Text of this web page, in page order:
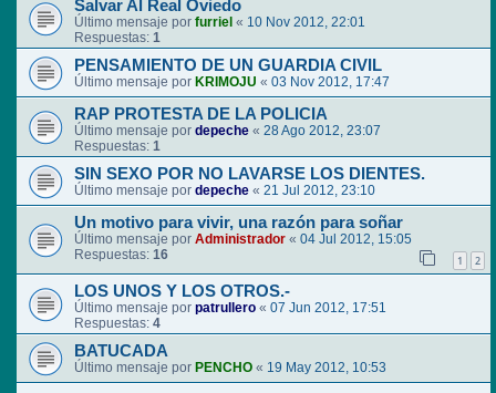
Salvar Al Real Oviedo
Último mensaje por furriel « 10 Nov 2012, 22:01
Respuestas: 1
PENSAMIENTO DE UN GUARDIA CIVIL
Último mensaje por KRIMOJU « 03 Nov 2012, 17:47
RAP PROTESTA DE LA POLICIA
Último mensaje por depeche « 28 Ago 2012, 23:07
Respuestas: 1
SIN SEXO POR NO LAVARSE LOS DIENTES.
Último mensaje por depeche « 21 Jul 2012, 23:10
Un motivo para vivir, una razón para soñar
Último mensaje por Administrador « 04 Jul 2012, 15:05
Respuestas: 16 1 2
LOS UNOS Y LOS OTROS.-
Último mensaje por patrullero « 07 Jun 2012, 17:51
Respuestas: 4
BATUCADA
Último mensaje por PENCHO « 19 May 2012, 10:53